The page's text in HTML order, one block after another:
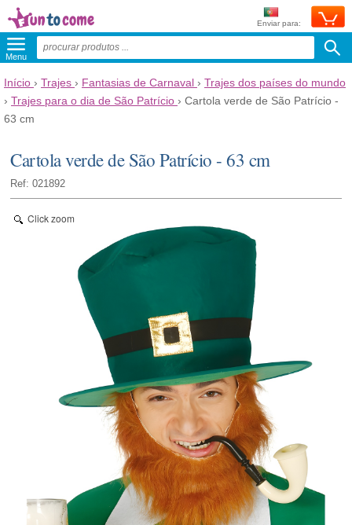
Enviar para:
Menu
Início › Trajes › Fantasias de Carnaval › Trajes dos países do mundo
› Trajes para o dia de São Patrício › Cartola verde de São Patrício -
63 cm
Cartola verde de São Patrício - 63 cm
Ref: 021892
Click zoom